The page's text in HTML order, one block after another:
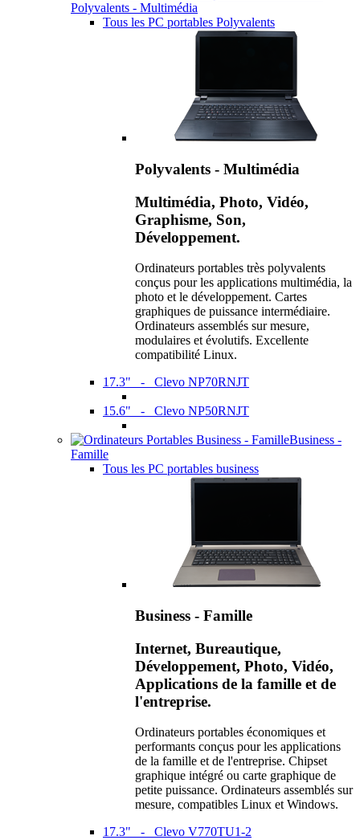
Polyvalents - Multimédia
Tous les PC portables Polyvalents
Polyvalents - Multimédia
Multimédia, Photo, Vidéo,
Graphisme, Son,
Développement.
Ordinateurs portables très polyvalents
conçus pour les applications multimédia, la
photo et le développement. Cartes
graphiques de puissance intermédiaire.
Ordinateurs assemblés sur mesure,
modulaires et évolutifs. Excellente
compatibilité Linux.
17.3" - Clevo NP70RNJT
15.6" - Clevo NP50RNJT
Business -
Famille
Tous les PC portables business
Business - Famille
Internet, Bureautique,
Développement, Photo, Vidéo,
Applications de la famille et de
l'entreprise.
Ordinateurs portables économiques et
performants conçus pour les applications
de la famille et de l'entreprise. Chipset
graphique intégré ou carte graphique de
petite puissance. Ordinateurs assemblés sur
mesure, compatibles Linux et Windows.
17.3" - Clevo V770TU1-2